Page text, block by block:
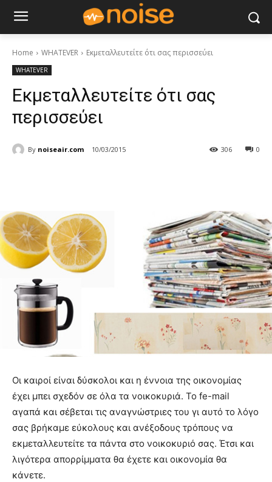
Home WHATEVER Εκμεταλλευτείτε ότι σας περισσεύει
WHATEVER
Εκμεταλλευτείτε ότι σας
περισσεύει
By noiseair.com 10/03/2015 0
306
Οι καιροί είναι δύσκολοι και η έννοια της οικονομίας
έχει μπει σχεδόν σε όλα τα νοικοκυριά. Το fe-mail
αγαπά και σέβεται τις αναγνώστριες του γι αυτό το λόγο
σας βρήκαμε εύκολους και ανέξοδους τρόπους να
εκμεταλλευτείτε τα πάντα στο νοικοκυριό σας. Έτσι και
λιγότερα απορρίμματα θα έχετε και οικονομία θα
κάνετε.